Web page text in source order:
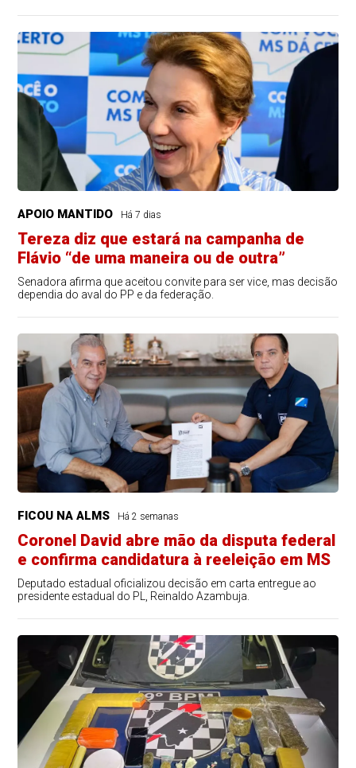
APOIO MANTIDO Há 7 dias
Tereza diz que estará na campanha de
Flávio “de uma maneira ou de outra”
Senadora afirma que aceitou convite para ser vice, mas decisão
dependia do aval do PP e da federação.
FICOU NA ALMS Há 2 semanas
Coronel David abre mão da disputa federal
e confirma candidatura à reeleição em MS
Deputado estadual oficializou decisão em carta entregue ao
presidente estadual do PL, Reinaldo Azambuja.